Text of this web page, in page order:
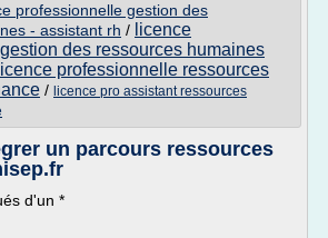
professionnelle gestion des
- assistant rh / licence
des ressources humaines
licence professionnelle ressources
/ licence pro assistant ressources
un parcours ressources
d'un *